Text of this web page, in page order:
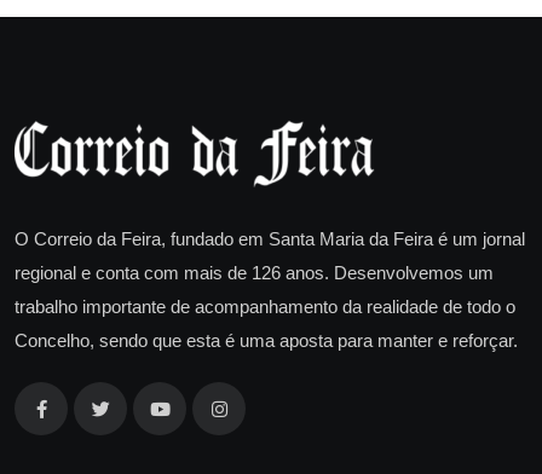
O Correio da Feira, fundado em Santa Maria da Feira é um jornal
regional e conta com mais de 126 anos. Desenvolvemos um
trabalho importante de acompanhamento da realidade de todo o
Concelho, sendo que esta é uma aposta para manter e reforçar.